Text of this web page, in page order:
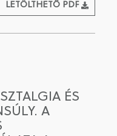
LETÖLTHETŐ PDF
ÉS
A